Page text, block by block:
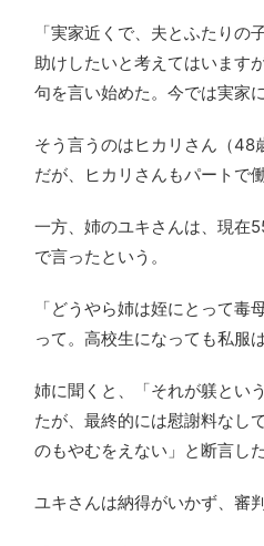
「実家近くで、夫とふたり
助けしたいと考えてはいます
句を言い始めた。今では実家
そう言うのはヒカリさん（48
だが、ヒカリさんもパートで
一方、姉のユキさんは、現在
で言ったという。
「どうやら姉は姪にとって
って。高校生になっても私服
姉に聞くと、「それが躾とい
たが、最終的には慰謝料なし
のもやむをえない」と断言した
ユキさんは納得がいかず、審